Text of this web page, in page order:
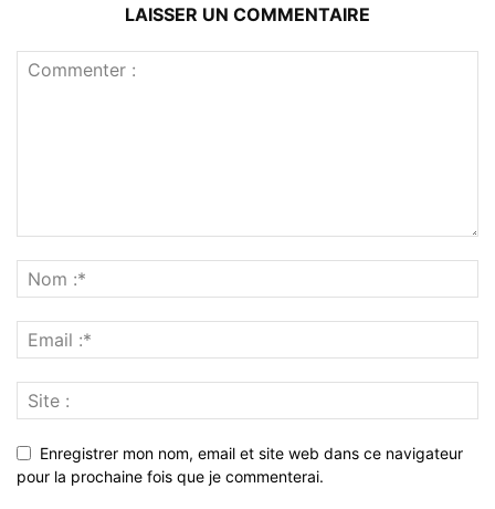
LAISSER UN COMMENTAIRE
Enregistrer mon nom, email et site web dans ce navigateur
pour la prochaine fois que je commenterai.